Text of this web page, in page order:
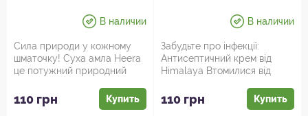
В наличии
Сила природи у кожному
шматочку! Суха амла Heera
це потужний природний
дару...
110 грн Купить
В наличии
Забудьте про інфекції:
Антисептичний крем від
Himalaya Втомилися від
...
110 грн Купить